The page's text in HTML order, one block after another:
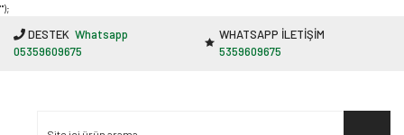
"');
DESTEK Whatsapp
05359609675
WHATSAPP İLETİŞİM
5359609675